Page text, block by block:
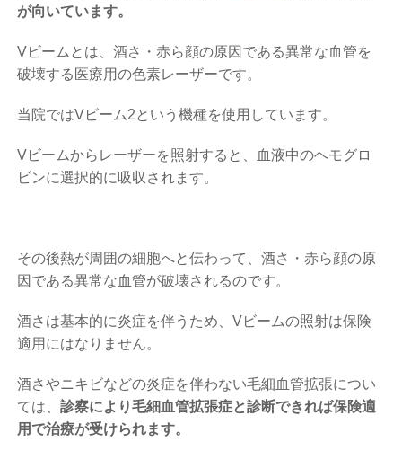
が向いています。
Vビームとは、酒さ・赤ら顔の原因である異常な血管を
破壊する医療用の色素レーザーです。
当院ではVビーム2という機種を使用しています。
Vビームからレーザーを照射すると、血液中のヘモグロ
ビンに選択的に吸収されます。
その後熱が周囲の細胞へと伝わって、酒さ・赤ら顔の原
因である異常な血管が破壊されるのです。
酒さは基本的に炎症を伴うため、Vビームの照射は保険
適用にはなりません。
酒さやニキビなどの炎症を伴わない毛細血管拡張につい
ては、診察により毛細血管拡張症と診断できれば保険適
用で治療が受けられます。